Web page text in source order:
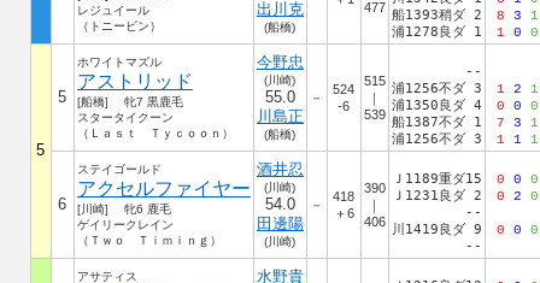
レジュイール
（トニービン）
出川克
(船橋)
477 船1393稍ダ 2
浦1278良ダ 1
8 3 1
1 0 0
5
5
ホワイトマズル
アストリッド
[船橋] 牝7 黒鹿毛
スタータイクーン
（Ｌａｓｔ Ｔｙｃｏｏｎ）
今野忠
(川崎)
55.0
川島正
(船橋)
－
524
-6
515
｜
539
--
浦1256不ダ 3
浦1350良ダ 4
船1387不ダ 1
浦1256不ダ 3
1 2 1
0 0 0
7 3 1
1 1 1
6
ステイゴールド
アクセルファイヤー
[川崎] 牝6 鹿毛
ゲイリークレイン
（Ｔｗｏ Ｔｉｍｉｎｇ）
酒井忍
(川崎)
54.0
田邊陽
(川崎)
－
418
＋6
390
｜
406
Ｊ1189重ダ15
Ｊ1231良ダ 2
--
川1419良ダ 9
--
0 0 0
0 2 0
0 0 0
アサティス 水野貴